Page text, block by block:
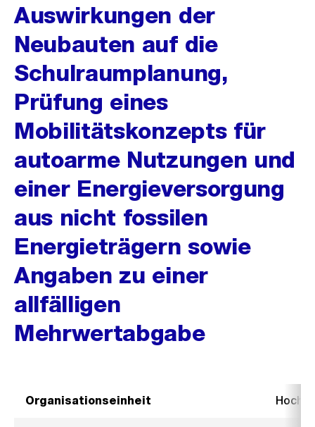
Auswirkungen der
Neubauten auf die
Schulraumplanung,
Prüfung eines
Mobilitätskonzepts für
autoarme Nutzungen und
einer Energieversorgung
aus nicht fossilen
Energieträgern sowie
Angaben zu einer
allfälligen
Mehrwertabgabe
Organisationseinheit